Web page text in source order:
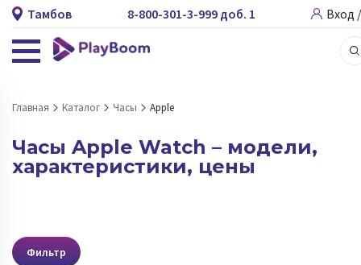
Тамбов 8-800-301-3-999 доб. 1 Вход
Главная Каталог Часы Apple
Часы Apple Watch – модели,
характеристики, цены
Фильтр